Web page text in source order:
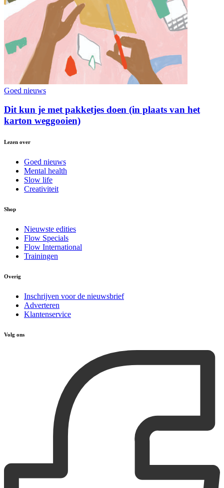
Goed nieuws
Dit kun je met pakketjes doen (in plaats van het
karton weggooien)
Lezen over
Goed nieuws
Mental health
Slow life
Creativiteit
Shop
Nieuwste edities
Flow Specials
Flow International
Trainingen
Overig
Inschrijven voor de nieuwsbrief
Adverteren
Klantenservice
Volg ons